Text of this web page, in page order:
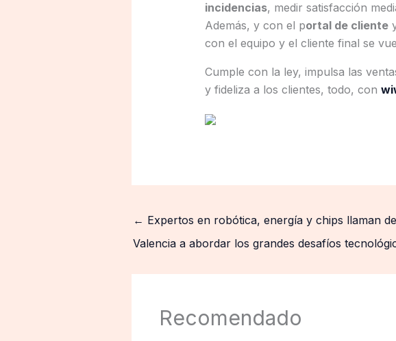
incidencias, medir satisfacción
Además, y con el portal de cliente
con el equipo y el cliente final se
Cumple con la ley, impulsa las
y fideliza a los clientes, todo, con
← Expertos en robótica, energía y chips llaman
Valencia a abordar los grandes desafíos
Recomendado